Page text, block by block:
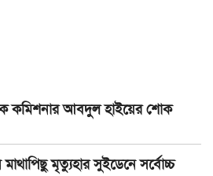
কমিশনার আবদুল হাইয়ের শোক
মৃত্যুহার সুইডেনে সর্বোচ্চ